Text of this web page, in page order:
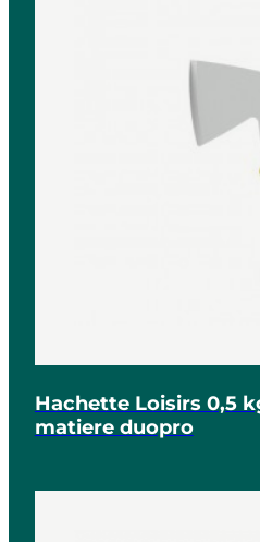
Hachette Loisirs 0,5
matiere duopro